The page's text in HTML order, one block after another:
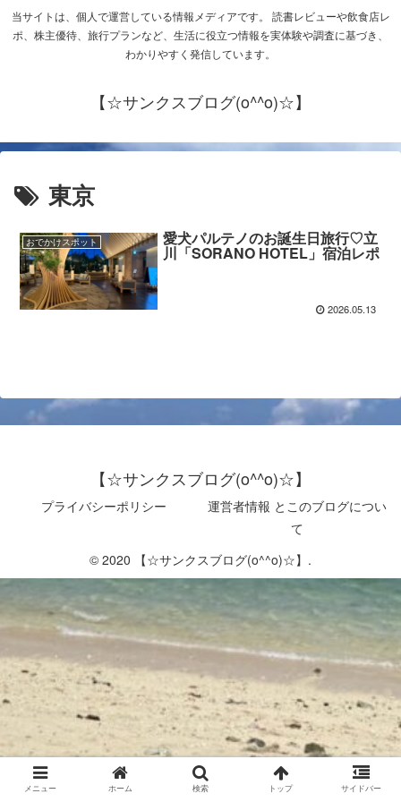
当サイトは、個人で運営している情報メディアです。 読書レビューや飲食店レ
ポ、株主優待、旅行プランなど、生活に役立つ情報を実体験や調査に基づき、
わかりやすく発信しています。
【☆サンクスブログ(o^^o)☆】
東京
おでかけスポット 愛犬パルテノのお誕生日旅行♡立
川「SORANO HOTEL」宿泊レポ
2026.05.13
【☆サンクスブログ(o^^o)☆】
プライバシーポリシー
運営者情報 とこのブログについ
て
© 2020 【☆サンクスブログ(o^^o)☆】.
メニュー ホーム 検索 トップ サイドバー